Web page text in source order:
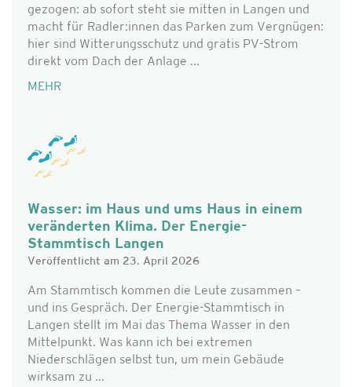
gezogen: ab sofort steht sie mitten in Langen und
macht für Radler:innen das Parken zum Vergnügen:
hier sind Witterungsschutz und gratis PV-Strom
direkt vom Dach der Anlage ...
MEHR
Wasser: im Haus und ums Haus in einem
veränderten Klima. Der Energie-
Stammtisch Langen
Veröffentlicht am 23. April 2026
Am Stammtisch kommen die Leute zusammen –
und ins Gespräch. Der Energie-Stammtisch in
Langen stellt im Mai das Thema Wasser in den
Mittelpunkt. Was kann ich bei extremen
Niederschlägen selbst tun, um mein Gebäude
wirksam zu ...